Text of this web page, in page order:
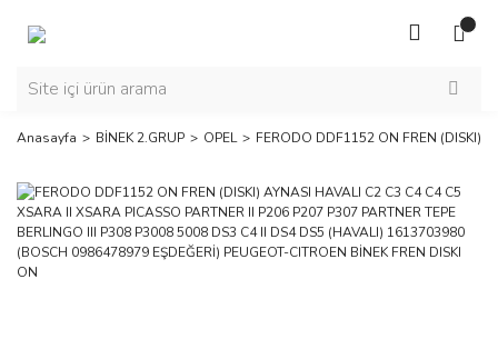
Anasayfa BİNEK 2.GRUP OPEL FERODO DDF1152 ON FREN (DISKI)